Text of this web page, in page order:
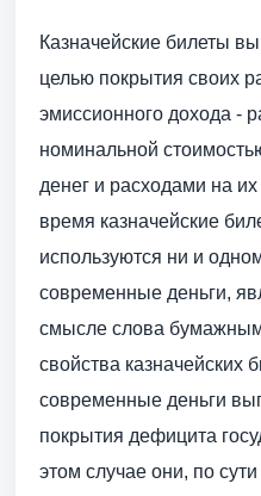
Казначейские билеты
целью покрытия своих
эмиссионного дохода -
номинальной
денег и расходами на
время казначейские
используются ни и
современные деньги,
смысле слова
свойства казначейских
современные деньги
покрытия дефицита
этом случае они, по